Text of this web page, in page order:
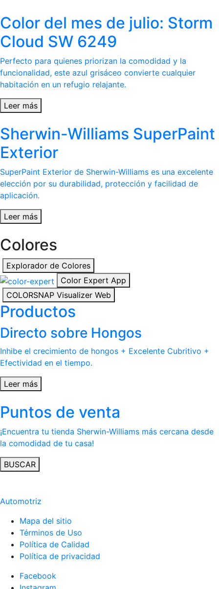
Color del mes de julio: Storm
Cloud SW 6249
Perfecto para quienes priorizan la comodidad y la
funcionalidad, este azul grisáceo convierte cualquier
habitación en un refugio relajante.
Leer más
Sherwin-Williams SuperPaint
Exterior
SuperPaint Exterior de Sherwin-Williams es una excelente
elección por su durabilidad, protección y facilidad de
aplicación.
Leer más
Colores
Explorador de Colores
Color Expert App
COLORSNAP Visualizer Web
Productos
Directo sobre Hongos
Inhibe el crecimiento de hongos + Excelente Cubritivo +
Efectividad en el tiempo.
Leer más
Puntos de venta
¡Encuentra tu tienda Sherwin-Williams más cercana desde
la comodidad de tu casa!
BUSCAR
Automotriz
Mapa del sitio
Términos de Uso
Política de Calidad
Política de privacidad
Facebook